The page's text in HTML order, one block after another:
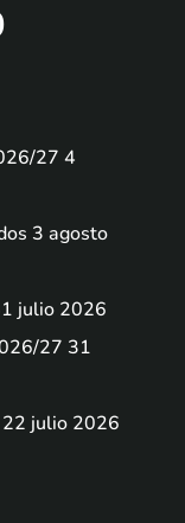
27 4
3 agosto
julio 2026
27 31
22 julio 2026